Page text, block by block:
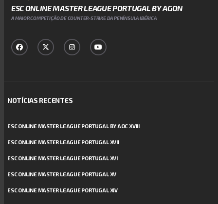
ESC ONLINE MASTER LEAGUE PORTUGAL BY AGON
A MAIOR COMPETIÇÃO DE COUNTER-STRIKE DA PENÍNSULA IBÉRICA
NOTÍCIAS RECENTES
ESC ONLINE MASTER LEAGUE PORTUGAL BY AOC XVIII
ESC ONLINE MASTER LEAGUE PORTUGAL XVII
ESC ONLINE MASTER LEAGUE PORTUGAL XVI
ESC ONLINE MASTER LEAGUE PORTUGAL XV
ESC ONLINE MASTER LEAGUE PORTUGAL XIV